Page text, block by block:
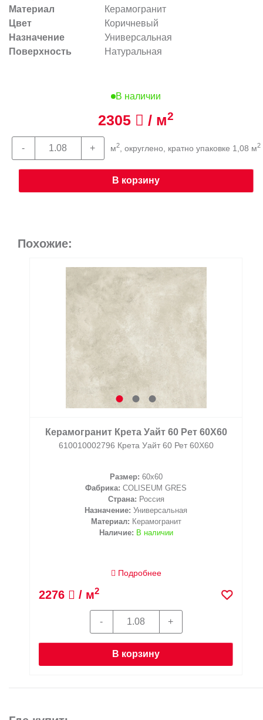
Материал
Керамогранит
Цвет
Коричневый
Назначение
Универсальная
Поверхность
Натуральная
В наличии
2305 / м2
м2, округлено, кратно упаковке 1,08 м2
В корзину
Похожие:
Керамогранит Крета Уайт 60 Рет 60X60
610010002796 Крета Уайт 60 Рет 60X60
Размер: 60x60
Фабрика: COLISEUM GRES
Страна: Россия
Назначение: Универсальная
Материал: Керамогранит
Наличие: В наличии
Подробнее
2276 / м2
В корзину